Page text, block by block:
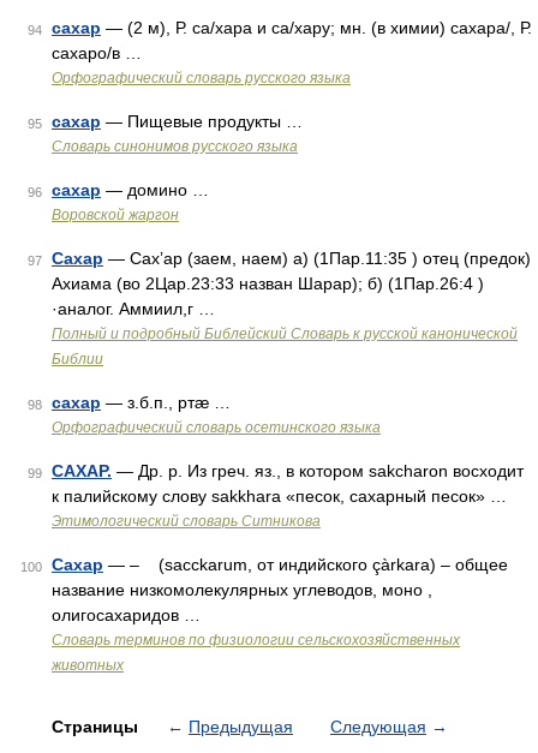
94 сахар — (2 м), Р. са/хара и са/хару; мн. (в химии) сахара/, Р.
сахаро/в …
Орфографический словарь русского языка
95 сахар — Пищевые продукты …
Словарь синонимов русского языка
96 сахар — домино …
Воровской жаргон
97 Сахар — Сах’ар (заем, наем) а) (1Пар.11:35 ) отец (предок)
Ахиама (во 2Цар.23:33 назван Шарар); б) (1Пар.26:4 )
·аналог. Аммиил,г …
Полный и подробный Библейский Словарь к русской канонической
Библии
98 сахар — з.б.п., ртæ …
Орфографический словарь осетинского языка
99 САХАР. — Др. р. Из греч. яз., в котором sakcharon восходит
к палийскому слову sakkhara «песок, сахарный песок» …
Этимологический словарь Ситникова
100 Сахар — – (sacckarum, от индийского çàrkara) – общее
название низкомолекулярных углеводов, моно ,
олигосахаридов …
Словарь терминов по физиологии сельскохозяйственных
животных
Страницы ← Предыдущая Следующая →